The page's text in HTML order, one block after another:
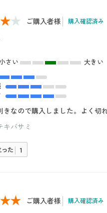
ご購入者様 購入確認済み
さい
大きい
きなので購入しました。よく切
キバサミ
った 1
ご購入者様 購入確認済み